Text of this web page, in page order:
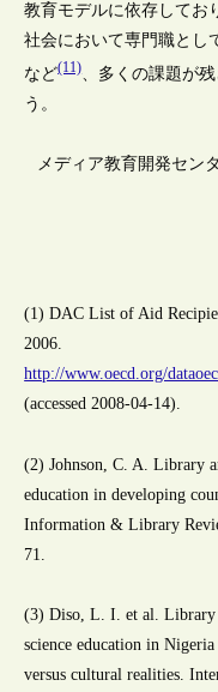
教育モデルに依存してお
社会において専門職とし
など(11)、多くの課題が
う。
メディア教育開発セン
(1) DAC List of Aid
2006.
http://www.oecd.org/
(accessed 2008-04-14).
(2) Johnson, C. A. Library
education in developing
Information & Library
71.
(3) Diso, L. I. et al. Library
science education in
versus cultural realities.